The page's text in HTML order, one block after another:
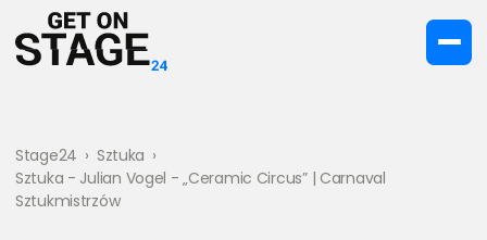
Stage24 › Sztuka ›
Sztuka - Julian Vogel - „Ceramic Circus” | Carnaval
Sztukmistrzów